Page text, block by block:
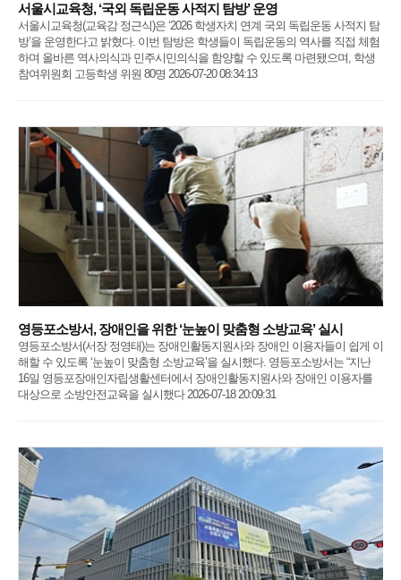
서울시교육청, ‘국외 독립운동 사적지 탐방’ 운영
서울시교육청(교육감 정근식)은 ‘2026 학생자치 연계 국외 독립운동 사적지 탐
방’을 운영한다고 밝혔다. 이번 탐방은 학생들이 독립운동의 역사를 직접 체험
하며 올바른 역사의식과 민주시민의식을 함양할 수 있도록 마련됐으며, 학생
참여위원회 고등학생 위원 80명 2026-07-20 08:34:13
영등포소방서, 장애인을 위한 ‘눈높이 맞춤형 소방교육’ 실시
영등포소방서(서장 정영태)는 장애인활동지원사와 장애인 이용자들이 쉽게 이
해할 수 있도록 ‘눈높이 맞춤형 소방교육’을 실시했다. 영등포소방서는 “지난
16일 영등포장애인자립생활센터에서 장애인활동지원사와 장애인 이용자를
대상으로 소방안전교육을 실시했다 2026-07-18 20:09:31